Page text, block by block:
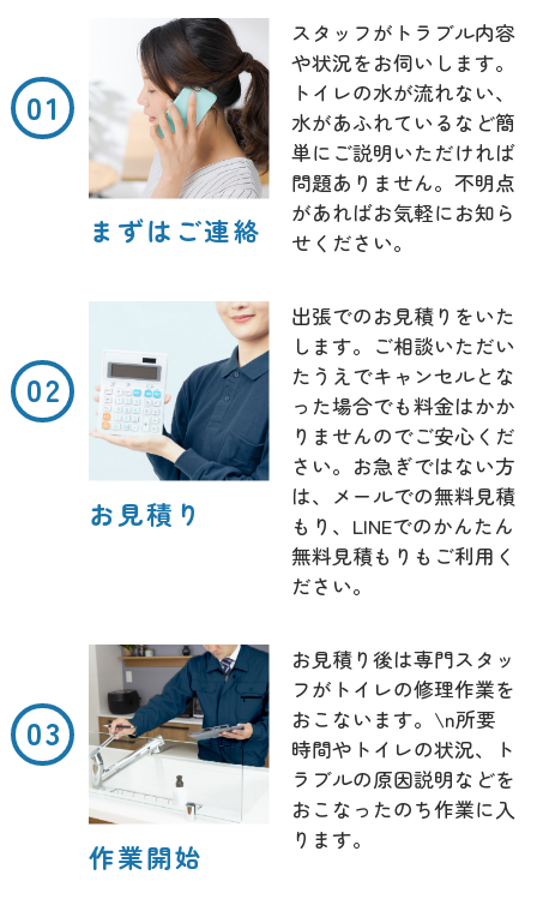
まずはご連絡
スタッフがトラブル内容
や状況をお伺いします。
トイレの水が流れない、
水があふれているなど簡
単にご説明いただければ
問題ありません。不明点
があればお気軽にお知ら
せください。
お見積り
出張でのお見積りをいた
します。ご相談いただい
たうえでキャンセルとな
った場合でも料金はかか
りませんのでご安心くだ
さい。お急ぎではない方
は、メールでの無料見積
もり、LINEでのかんたん
無料見積もりもご利用く
ださい。
作業開始
お見積り後は専門スタッ
フがトイレの修理作業を
おこないます。\n所要
時間やトイレの状況、ト
ラブルの原因説明などを
おこなったのち作業に入
ります。